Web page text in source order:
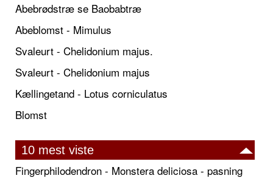
Abebrødstræ se Baobabtræ
Abeblomst - Mimulus
Svaleurt - Chelidonium majus.
Svaleurt - Chelidonium majus
Kællingetand - Lotus corniculatus
Blomst
10 mest viste
Fingerphilodendron - Monstera deliciosa - pasning